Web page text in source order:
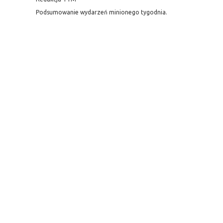
Podsumowanie wydarzeń minionego tygodnia.